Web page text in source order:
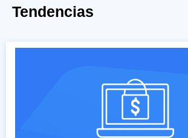
Tendencias